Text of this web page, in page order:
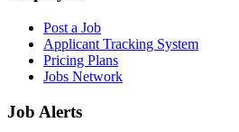
Post a Job
Applicant Tracking System
Pricing Plans
Jobs Network
Job Alerts